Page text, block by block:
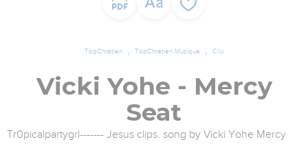
TopChrétien TopChrétien Musique Clip
Vicki Yohe - Mercy
Seat
Tr0picalpartygrl------- Jesus clips. song by Vicki Yohe Mercy